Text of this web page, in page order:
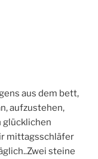
aus dem bett,
aufzustehen,
glücklichen
mittagsschläfer
steine